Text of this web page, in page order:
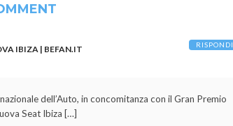
IBIZA | BEFAN.IT
dell’Auto, in concomitanza con il Gran Premio
Seat Ibiza […]
RISPONDI